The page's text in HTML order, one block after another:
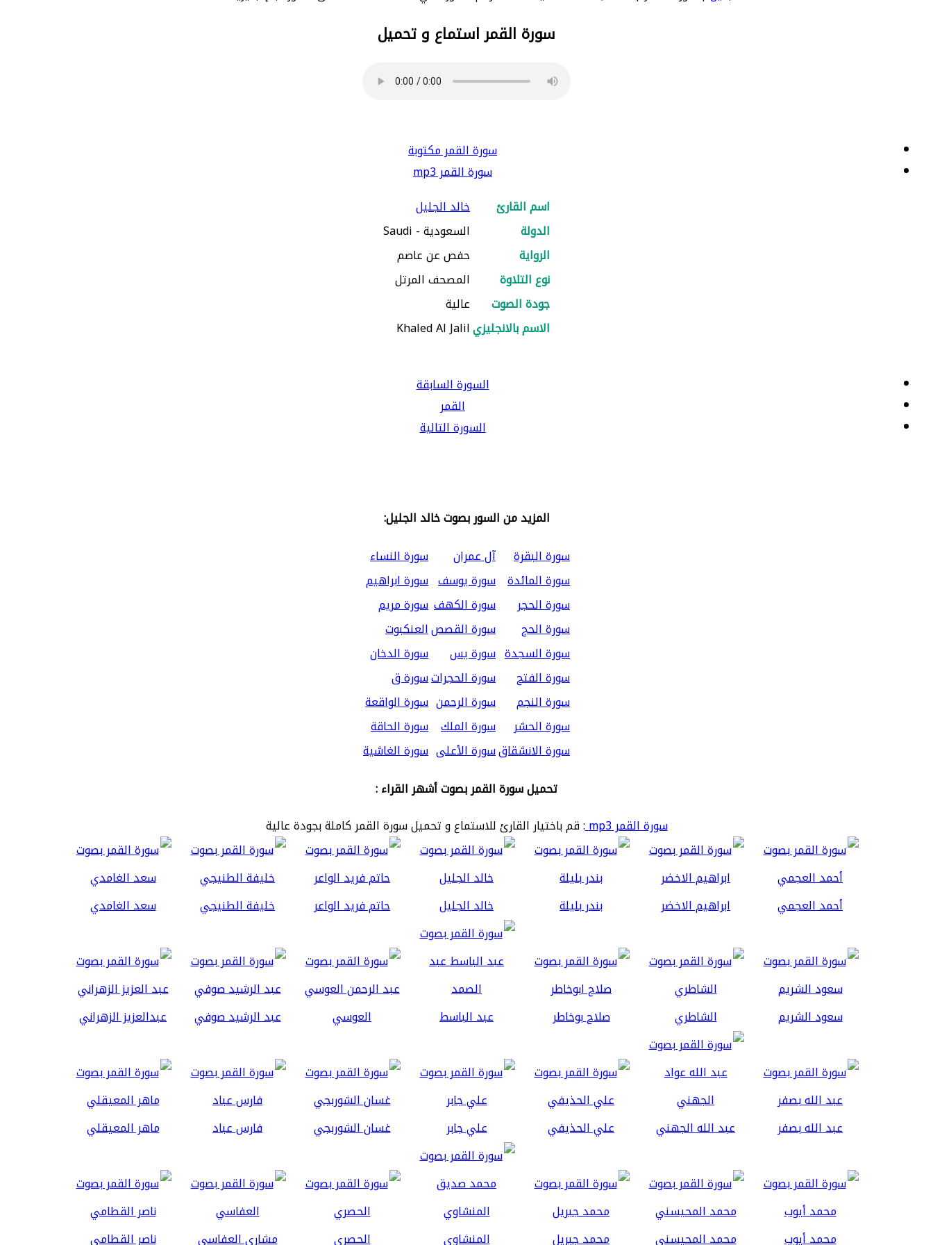
سورة القمر استماع و تحميل
سورة القمر مكتوبة
سورة القمر mp3
اسم القارئ
خالد الجليل
الدولة
السعودية - Saudi
الرواية
حفص عن عاصم
نوع التلاوة
المصحف المرتل
جودة الصوت
عالية
الاسم بالانجليزيKhaled Al Jalil
السورة السابقة
القمر
السورة التالية
المزيد من السور بصوت خالد الجليل:
سورة البقرة
آل عمران
سورة النساء
سورة المائدة سورة يوسف سورة ابراهيم
سورة الحجر
سورة الكهف سورة مريم
سورة الحج
سورة القصصالعنكبوت
سورة السجدة سورة يس
سورة الدخان
سورة الفتح
سورة الحجراتسورة ق
سورة النجم
سورة الرحمن سورة الواقعة
سورة الحشر
سورة الملك سورة الحاقة
سورة الانشقاقسورة الأعلى سورة الغاشية
تحميل سورة القمر بصوت أشهر القراء :
سورة القمر mp3
: قم باختيار القارئ للاستماع و تحميل سورة القمر كاملة بجودة عالية
أحمد العجمي ابراهيم الاخضر بندر بليلة خالد الجليل حاتم فريد الواعر خليفة الطنيجي سعد الغامدي
سعود الشريم الشاطري صلاح بوخاطر عبد الباسط العوسي عبد الرشيد صوفي عبدالعزيز الزهراني
عبد الله بصفر عبد الله الجهني علي الحذيفي علي جابر غسان الشوربجي فارس عباد ماهر المعيقلي
محمد أيوب محمد المحيسني محمد جبريل المنشاوي الحصري مشاري العفاسي ناصر القطامي